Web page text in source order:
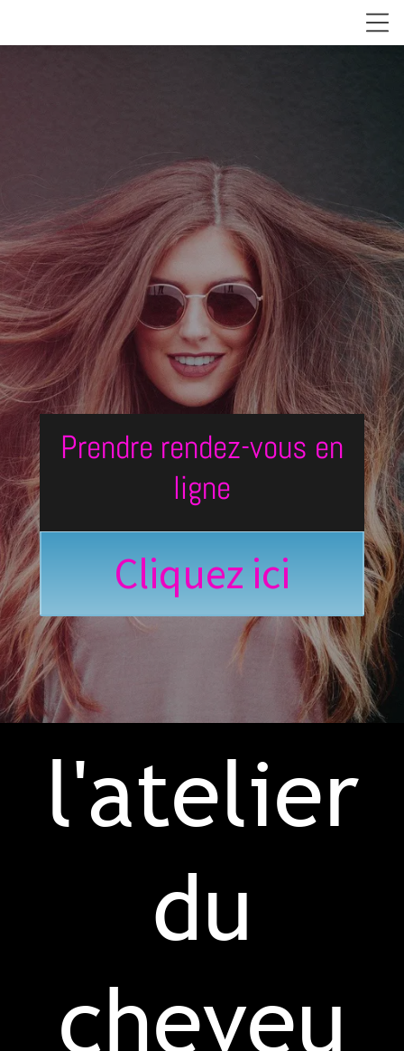
l'atelier
du
cheveu
Cliquez ici
Prendre rendez-vous en
ligne